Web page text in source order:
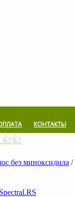
КОНТАКТЫ
👍👍
без миноксидила /